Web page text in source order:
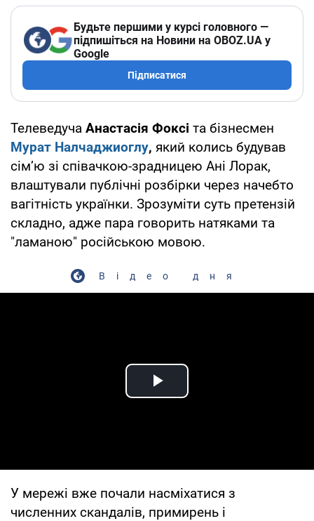
Будьте першими у курсі головного —
підпишіться на Новини на OBOZ.UA у
Google
Підписатися
Телеведуча Анастасія Фоксі та бізнесмен
Мурат Налчаджиоглу, який колись будував
сімʼю зі співачкою-зрадницею Ані Лорак,
влаштували публічні розбірки через начебто
вагітність українки. Зрозуміти суть претензій
складно, адже пара говорить натяками та
"ламаною" російською мовою.
Відео дня
Play Video
У мережі вже почали насміхатися з
численних скандалів, примирень і